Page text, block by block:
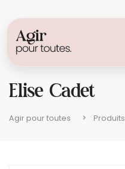
Elise Cadet
Agir pour toutes Produits